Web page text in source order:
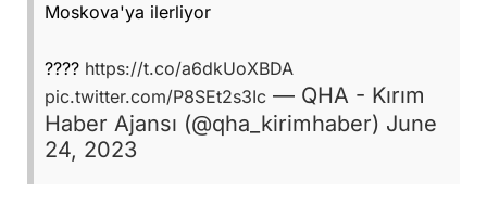
Moskova'ya ilerliyor
???? https://t.co/a6dkUoXBDA
pic.twitter.com/P8SEt2s3Ic — QHA - Kırım
Haber Ajansı (@qha_kirimhaber) June
24, 2023